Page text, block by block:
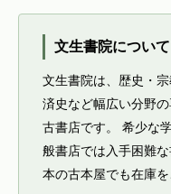
文生書院について
文生書院は、歴史・
済史など幅広い分野
古書店です。 希少な
般書店では入手困難
本の古本屋でも在庫を